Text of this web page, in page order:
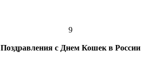
9
Поздравления с Днем Кошек в России